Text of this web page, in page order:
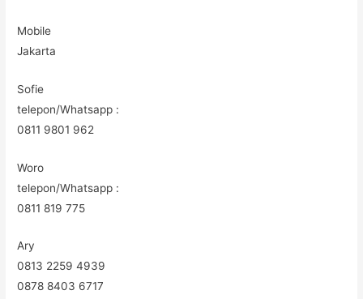
Mobile
Jakarta
Sofie
telepon/Whatsapp :
0811 9801 962
Woro
telepon/Whatsapp :
0811 819 775
Ary
0813 2259 4939
0878 8403 6717